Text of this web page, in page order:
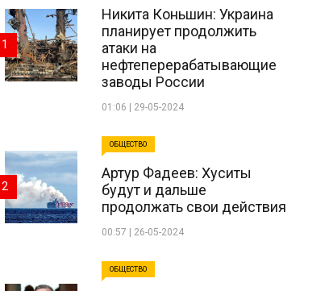
Никита Коньшин: Украина
планирует продолжить
атаки на
нефтеперерабатывающие
заводы России
01:06 | 29-05-2024
1
ОБЩЕСТВО
Артур Фадеев: Хуситы
будут и дальше
продолжать свои действия
00:57 | 26-05-2024
2
ОБЩЕСТВО